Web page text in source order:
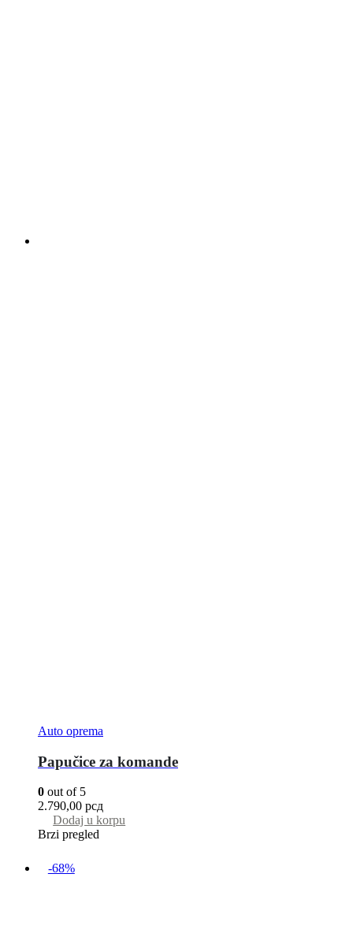
Auto oprema
Papučice za komande
0 out of 5
2.790,00 рсд
Dodaj u korpu
Brzi pregled
-68%